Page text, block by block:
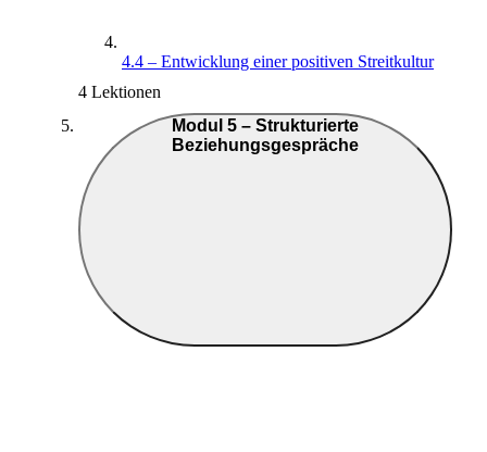
4.4 – Entwicklung einer positiven Streitkultur
4 Lektionen
Modul 5 – Strukturierte
Beziehungsgespräche